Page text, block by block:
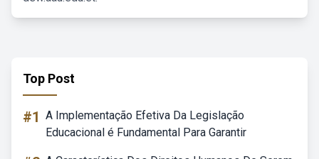
Top Post
#1 A Implementação Efetiva Da Legislação
Educacional é Fundamental Para Garantir